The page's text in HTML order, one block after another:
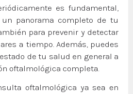
es fundamental,
panorama completo de tu
para prevenir y detectar
a tiempo. Además, puedes
de tu salud en general a
oftalmológica completa.
oftalmológica ya sea en